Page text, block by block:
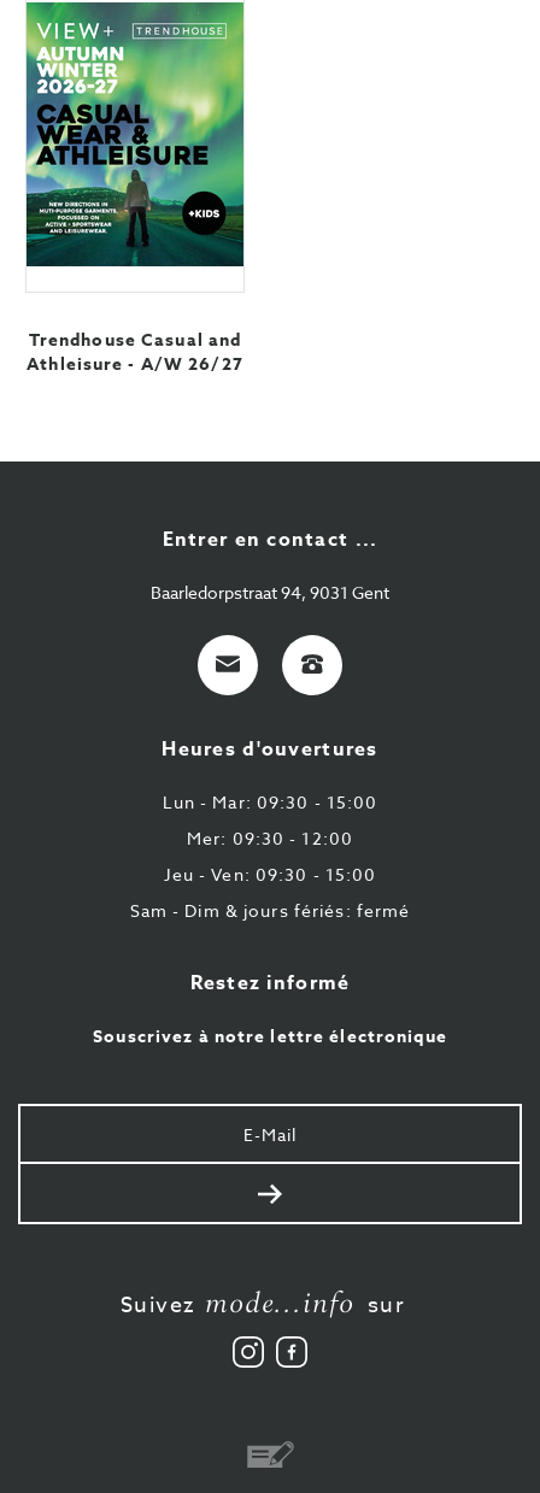
Trendhouse Casual and
Athleisure - A/W 26/27
Entrer en contact ...
Baarledorpstraat 94, 9031 Gent
E-
Mail
+32
9
43
87
Heures d'ouvertures
Lun - Mar: 09:30 - 15:00
Mer: 09:30 - 12:00
Jeu - Ven: 09:30 - 15:00
Sam - Dim & jours fériés: fermé
Restez informé
Souscrivez à notre lettre électronique
Votre
e-
mail
Envoyer
Suivez mode...info sur
Suivez
nous
Aimez-
nous
Virement